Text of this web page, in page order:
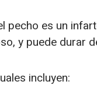
pecho es un
y puede durar
incluyen: